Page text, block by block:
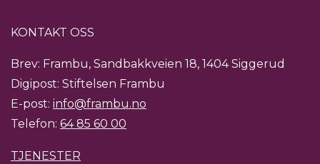
KONTAKT OSS
Brev: Frambu, Sandbakkveien 18, 1404 Siggerud
Digipost: Stiftelsen Frambu
E-post: info@frambu.no
Telefon: 64 85 60 00
TJENESTER